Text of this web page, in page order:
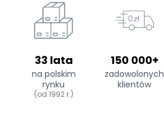
33 lata
na polskim
rynku
(od 1992 r.)
150 000+
zadowolonych
klientów